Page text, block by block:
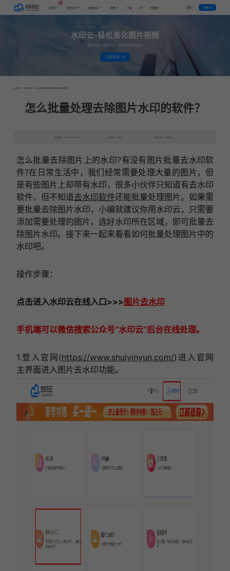
工具集 图片水印 视频水印 教程 下载 VIP 代理推广 登录 下载客户端
水印云-轻松美化图片视频
图片视频一键去水印，手机电脑均可使用
立即体验
首页 > 行业资讯 > 怎么批量处理去除图片水印的软件？
怎么批量处理去除图片水印的软件？
发布日期：2023-05-17 15:00 发表者：去水印 浏览次数：15180次
怎么批量去除图片上的水印?有没有图片批量去水印软
件?在日常生活中，我们经常需要处理大量的图片，但
是有些图片上却带有水印，很多小伙伴只知道有去水印
软件，但不知道去水印软件还能批量处理图片。如果需
要批量去除图片水印，小编就建议你用水印云，只需要
添加需要处理的图片，选好水印所在区域，即可批量去
除图片水印。接下来一起来看看如何批量处理图片中的
水印吧。
操作步骤：
点击进入水印云在线入口>>>图片去水印
手机端可以微信搜索公众号“水印云”后台在线处理。
1.登入官网(https://www.shuiyinyun.com/)进入官网
主界面进入图片去水印功能。